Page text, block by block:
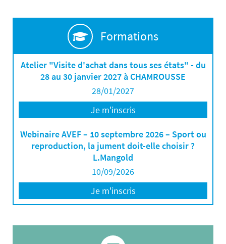
Formations
Atelier "Visite d'achat dans tous ses états" - du
28 au 30 janvier 2027 à CHAMROUSSE
28/01/2027
Je m'inscris
Webinaire AVEF – 10 septembre 2026 – Sport ou
reproduction, la jument doit-elle choisir ?
L.Mangold
10/09/2026
Je m'inscris